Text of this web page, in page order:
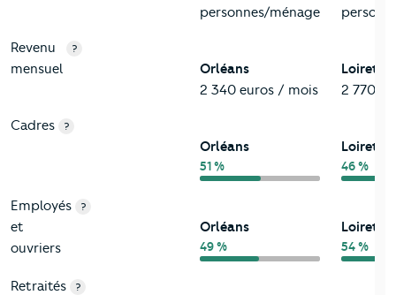
personnes/ménage
Revenu
mensuel
?
Orléans
2 340 euros / mois
Loiret
2 770
Cadres ?
Orléans
51 %
Loiret
46 %
Employés
et
ouvriers
?
Orléans
49 %
Loiret
54 %
Retraités ?